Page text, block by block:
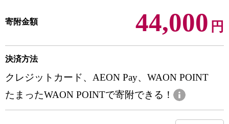
寄附金額 44,000 円
決済方法
クレジットカード、AEON Pay、WAON POINT
たまったWAON POINTで寄附できる！